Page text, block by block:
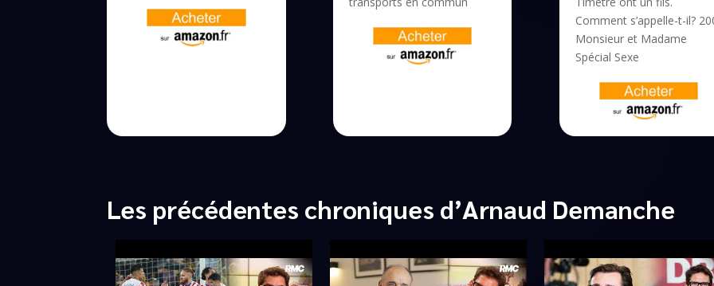
Comment s’appelle-t-il?
Monsieur et Madame
Spécial Sexe
Les précédentes chroniques d’Arnaud Demanche